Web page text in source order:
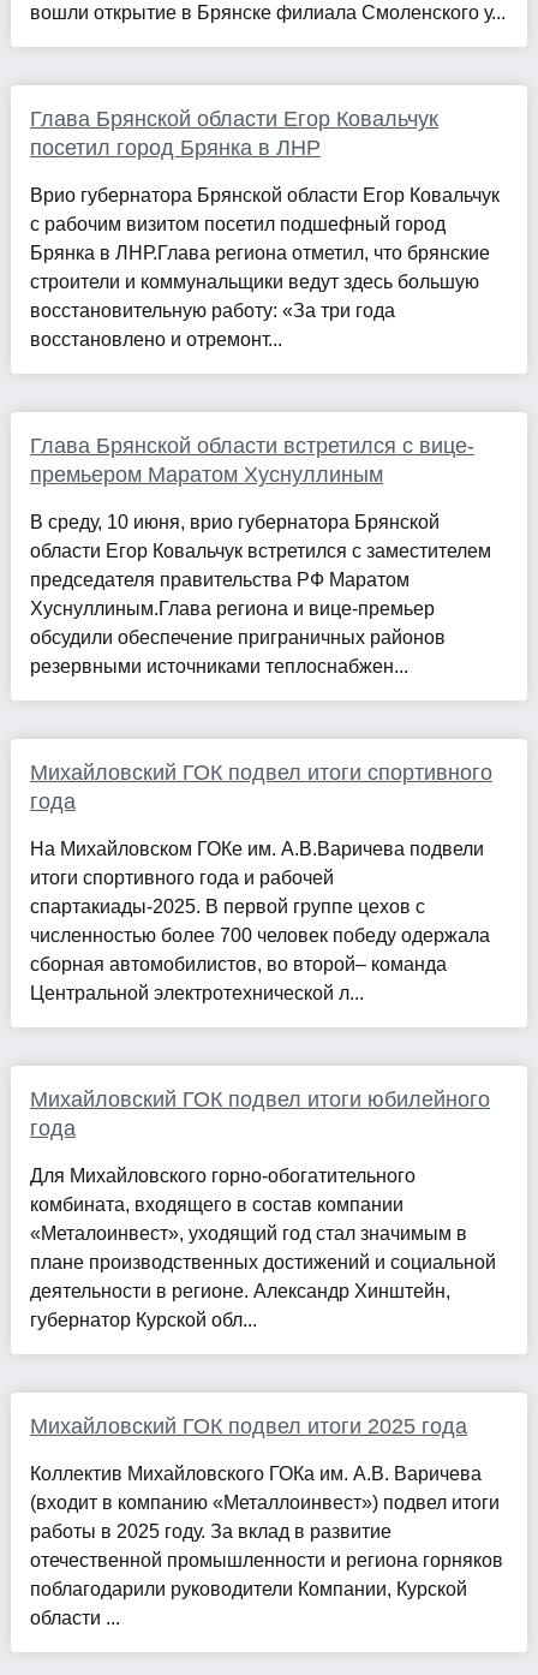
вошли открытие в Брянске филиала Смоленского у...
Глава Брянской области Егор Ковальчук
посетил город Брянка в ЛНР
Врио губернатора Брянской области Егор Ковальчук
с рабочим визитом посетил подшефный город
Брянка в ЛНР.Глава региона отметил, что брянские
строители и коммунальщики ведут здесь большую
восстановительную работу: «За три года
восстановлено и отремонт...
Глава Брянской области встретился с вице-
премьером Маратом Хуснуллиным
В среду, 10 июня, врио губернатора Брянской
области Егор Ковальчук встретился с заместителем
председателя правительства РФ Маратом
Хуснуллиным.Глава региона и вице-премьер
обсудили обеспечение приграничных районов
резервными источниками теплоснабжен...
Михайловский ГОК подвел итоги спортивного
года
На Михайловском ГОКе им. А.В.Варичева подвели
итоги спортивного года и рабочей
спартакиады-2025. В первой группе цехов с
численностью более 700 человек победу одержала
сборная автомобилистов, во второй– команда
Центральной электротехнической л...
Михайловский ГОК подвел итоги юбилейного
года
Для Михайловского горно-обогатительного
комбината, входящего в состав компании
«Металоинвест», уходящий год стал значимым в
плане производственных достижений и социальной
деятельности в регионе. Александр Хинштейн,
губернатор Курской обл...
Михайловский ГОК подвел итоги 2025 года
Коллектив Михайловского ГОКа им. А.В. Варичева
(входит в компанию «Металлоинвест») подвел итоги
работы в 2025 году. За вклад в развитие
отечественной промышленности и региона горняков
поблагодарили руководители Компании, Курской
области ...